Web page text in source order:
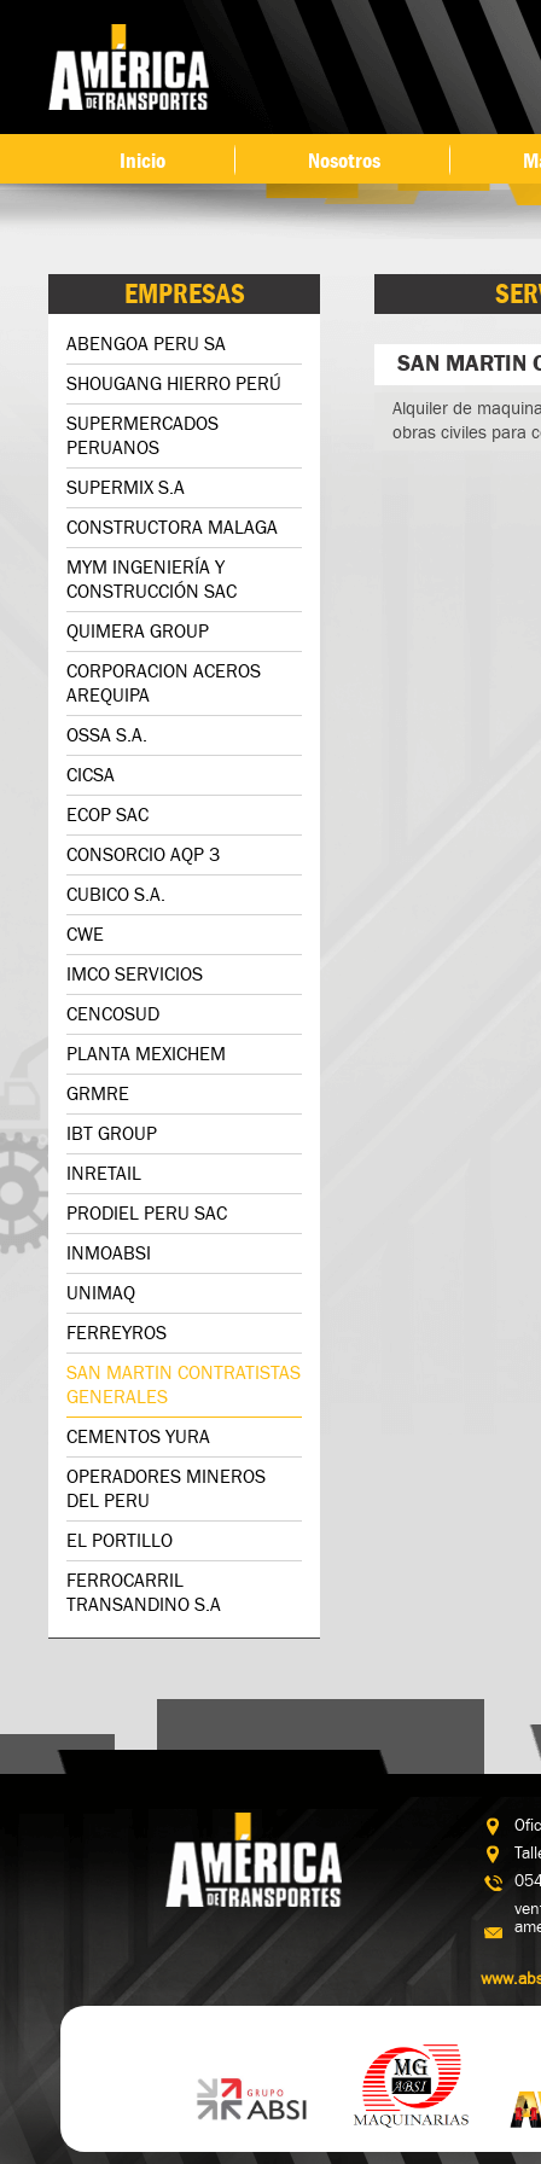
Ir
Inicio Nosotros
SAN MARTIN
Alquiler de
obras civiles para
EMPRESAS
ABENGOA PERU SA
SHOUGANG HIERRO PERÚ
SUPERMERCADOS
PERUANOS
SUPERMIX S.A
CONSTRUCTORA MALAGA
MYM INGENIERÍA Y
CONSTRUCCIÓN SAC
QUIMERA GROUP
CORPORACION ACEROS
AREQUIPA
OSSA S.A.
CICSA
ECOP SAC
CONSORCIO AQP 3
CUBICO S.A.
CWE
IMCO SERVICIOS
CENCOSUD
PLANTA MEXICHEM
GRMRE
IBT GROUP
INRETAIL
PRODIEL PERU SAC
INMOABSI
UNIMAQ
FERREYROS
SAN MARTIN CONTRATISTAS
GENERALES
CEMENTOS YURA
OPERADORES MINEROS
DEL PERU
EL PORTILLO
FERROCARRIL
TRANSANDINO S.A